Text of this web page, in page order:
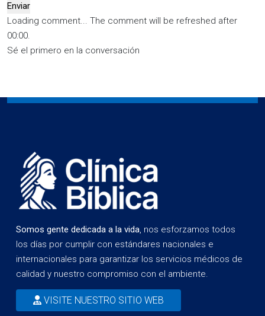
Enviar
Loading comment... The comment will be refreshed after
00:00.
Sé el primero en la conversación
Somos gente dedicada a la vida, nos esforzamos todos
los días por cumplir con estándares nacionales e
internacionales para garantizar los servicios médicos de
calidad y nuestro compromiso con el ambiente.
VISITE NUESTRO SITIO WEB